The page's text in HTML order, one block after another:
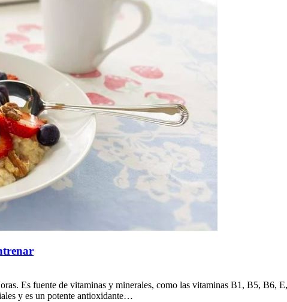
Es fuente de vitaminas y minerales, como las vitaminas B1, B5, B6,
y es un potente antioxidante…